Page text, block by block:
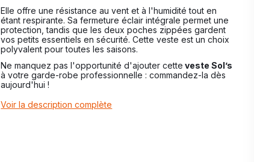
Elle offre une résistance au vent et à l'humidité tout en
étant respirante. Sa fermeture éclair intégrale permet une
protection, tandis que les deux poches zippées gardent
vos petits essentiels en sécurité. Cette veste est un choix
polyvalent pour toutes les saisons.
Ne manquez pas l'opportunité d'ajouter cette veste Sol’s
à votre garde-robe professionnelle : commandez-la dès
aujourd'hui !
Voir la description complète